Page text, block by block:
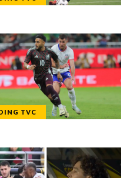
TVC